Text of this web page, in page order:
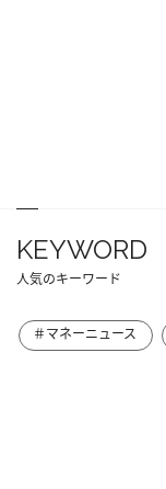
KEYWORD
人気のキーワード
＃マネーニュース